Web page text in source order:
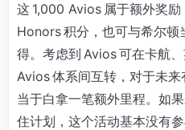
这 1,000 Avios 属于额外奖
Honors 积分，也可与希尔顿
得。考虑到 Avios 可在卡航
Avios 体系间互转，对于未
当于白拿一笔额外里程。如
住计划，这个活动基本没有